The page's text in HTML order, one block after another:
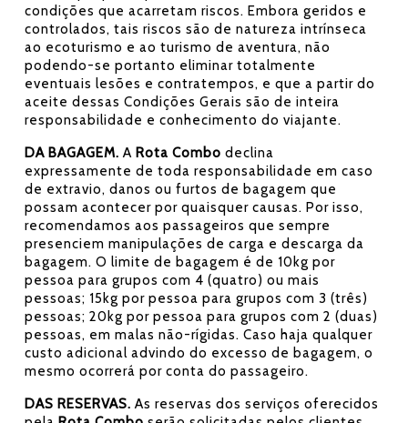
condições que acarretam riscos. Embora geridos e
controlados, tais riscos são de natureza intrínseca
ao ecoturismo e ao turismo de aventura, não
podendo-se portanto eliminar totalmente
eventuais lesões e contratempos, e que a partir do
aceite dessas Condições Gerais são de inteira
responsabilidade e conhecimento do viajante.
DA BAGAGEM.A Rota Combo declina
expressamente de toda responsabilidade em caso
de extravio, danos ou furtos de bagagem que
possam acontecer por quaisquer causas. Por isso,
recomendamos aos passageiros que sempre
presenciem manipulações de carga e descarga da
bagagem. O limite de bagagem é de 10kg por
pessoa para grupos com 4 (quatro) ou mais
pessoas; 15kg por pessoa para grupos com 3 (três)
pessoas; 20kg por pessoa para grupos com 2 (duas)
pessoas, em malas não-rígidas. Caso haja qualquer
custo adicional advindo do excesso de bagagem, o
mesmo ocorrerá por conta do passageiro.
DAS RESERVAS.As reservas dos serviços oferecidos